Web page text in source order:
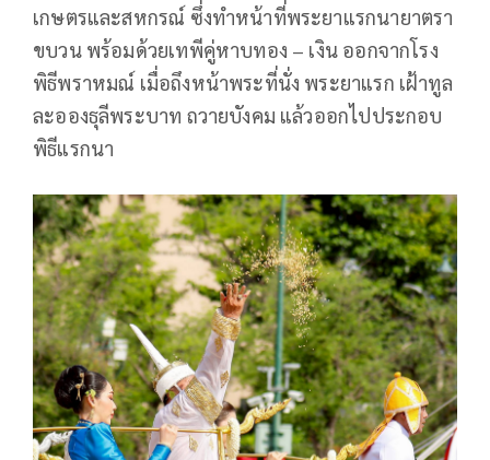
เกษตรและสหกรณ์ ซึ่งทำหน้าที่พระยาแรกนายาตรา
ขบวน พร้อมด้วยเทพีคู่หาบทอง – เงิน ออกจากโรง
พิธีพราหมณ์ เมื่อถึงหน้าพระที่นั่ง พระยาแรก เฝ้าทูล
ละอองธุลีพระบาท ถวายบังคม แล้วออกไปประกอบ
พิธีแรกนา